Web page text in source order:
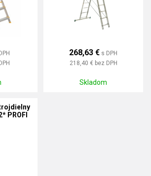
268,63 € s DPH
218,40 € bez DPH
Skladom
PROFI